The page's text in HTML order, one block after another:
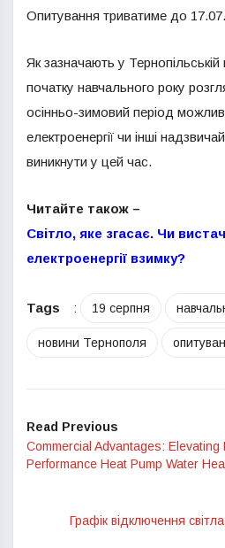
Опитування триватиме до
Як зазначають у Тернопільській
початку навчального року
осінньо-зимовий період
електроенергії чи інші
виникнути у цей час.
Читайте також –
Світло, яке згасає. Чи
електроенергії взимку?
Tags : 19 серпня
новини Тернополя
Read Previous
Commercial Advantages:
Performance Heat Pump Water
Графік відключення